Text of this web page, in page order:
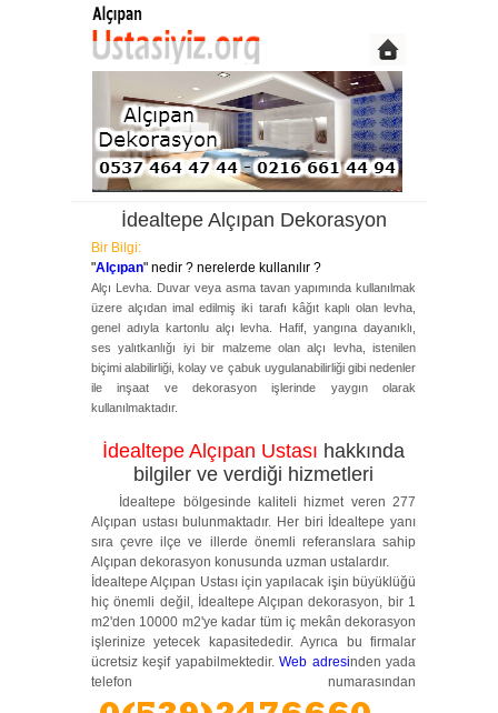
İdealtepe Alçıpan Dekorasyon
Bir Bilgi:
"Alçıpan" nedir ? nerelerde kullanılır ?
Alçı Levha. Duvar veya asma tavan yapımında kullanılmak
üzere alçıdan imal edilmiş iki tarafı kâğıt kaplı olan levha,
genel adıyla kartonlu alçı levha. Hafif, yangına dayanıklı,
ses yalıtkanlığı iyi bir malzeme olan alçı levha, istenilen
biçimi alabilirliği, kolay ve çabuk uygulanabilirliği gibi nedenler
ile inşaat ve dekorasyon işlerinde yaygın olarak
kullanılmaktadır.
İdealtepe Alçıpan Ustası hakkında
bilgiler ve verdiği hizmetleri
İdealtepe bölgesinde kaliteli hizmet veren 277
Alçıpan ustası bulunmaktadır. Her biri İdealtepe yanı
sıra çevre ilçe ve illerde önemli referanslara sahip
Alçıpan dekorasyon konusunda uzman ustalardır.
İdealtepe Alçıpan Ustası için yapılacak işin büyüklüğü
hiç önemli değil, İdealtepe Alçıpan dekorasyon, bir 1
m2'den 10000 m2'ye kadar tüm iç mekân dekorasyon
işlerinize yetecek kapasitededir. Ayrıca bu firmalar
ücretsiz keşif yapabilmektedir.Web adresinden yada
telefon numarasından